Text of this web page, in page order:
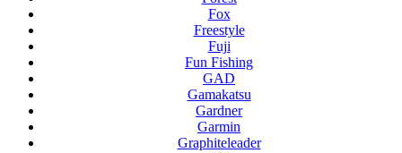
Fox
Freestyle
Fuji
Fun Fishing
GAD
Gamakatsu
Gardner
Garmin
Graphiteleader